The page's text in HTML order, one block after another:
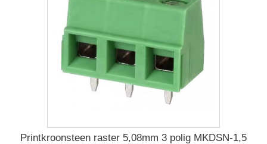
Printkroonsteen raster 5,08mm 3 polig MKDSN-1,5